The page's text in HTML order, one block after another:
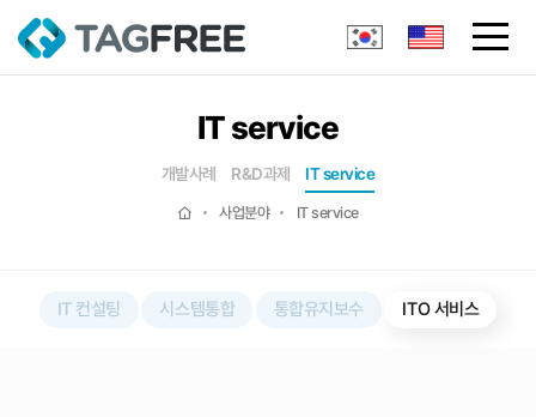
IT service
개발사례 R&D과제 IT service
사업분야 IT service
IT 컨설팅 시스템통합 통합유지보수 ITO 서비스